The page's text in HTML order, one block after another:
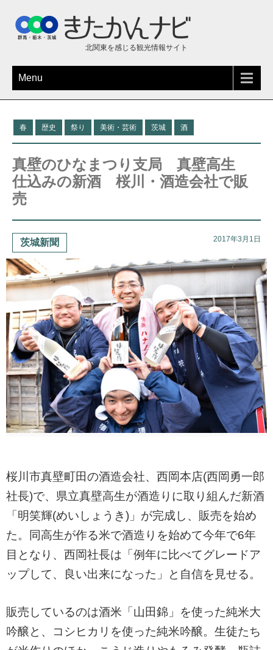
北関東を感じる観光情報サイト
Menu
春 歴史 祭り 美術・芸術 茨城 酒
真壁のひなまつり支局 真壁高生
仕込みの新酒 桜川・酒造会社で販
売
茨城新聞 2017年3月1日
桜川市真壁町田の酒造会社、西岡本店(西岡勇一郎
社長)で、県立真壁高生が酒造りに取り組んだ新酒
「明笑輝(めいしょうき)」が完成し、販売を始め
た。同高生が作る米で酒造りを始めて今年で6年
目となり、西岡社長は「例年に比べてグレードア
ップして、良い出来になった」と自信を見せる。
販売しているのは酒米「山田錦」を使った純米大
吟醸と、コシヒカリを使った純米吟醸。生徒たち